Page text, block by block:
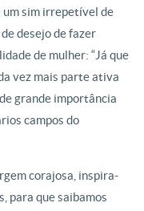
um sim irrepetível de
de desejo de fazer
de mulher: “Já que
vez mais parte ativa
grande importância
campos do
corajosa, inspira-
para que saibamos